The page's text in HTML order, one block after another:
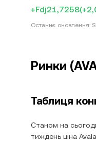
+Fdj21,7258
Останнє оновлення:
Ринки
Таблиця
Станом на
тиждень ціна